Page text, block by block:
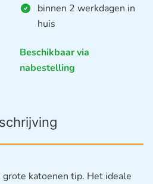
binnen 2 werkdagen in
huis
Beschikbaar via
nabestelling
katoenen tip. Het ideale